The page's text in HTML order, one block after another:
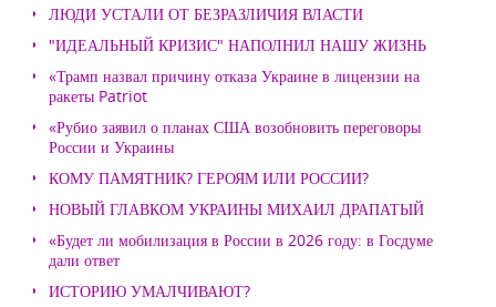
ЛЮДИ УСТАЛИ ОТ БЕЗРАЗЛИЧИЯ ВЛАСТИ
"ИДЕАЛЬНЫЙ КРИЗИС" НАПОЛНИЛ НАШУ ЖИЗНЬ
«Трамп назвал причину отказа Украине в лицензии на
ракеты Patriot
«Рубио заявил о планах США возобновить переговоры
России и Украины
КОМУ ПАМЯТНИК? ГЕРОЯМ ИЛИ РОССИИ?
НОВЫЙ ГЛАВКОМ УКРАИНЫ МИХАИЛ ДРАПАТЫЙ
«Будет ли мобилизация в России в 2026 году: в Госдуме
дали ответ
ИСТОРИЮ УМАЛЧИВАЮТ?